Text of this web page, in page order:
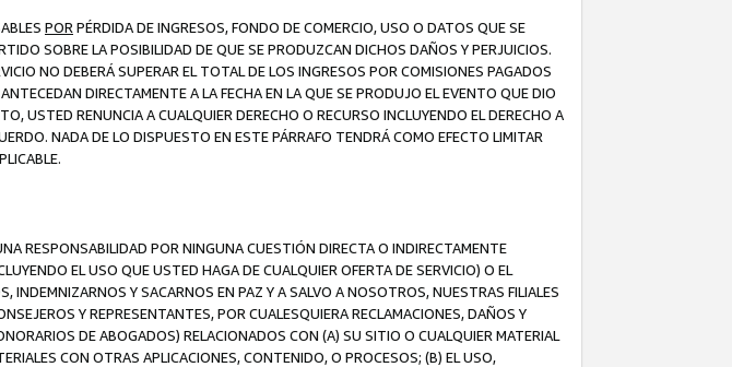
PORPÉRDIDA DE INGRESOS, FONDO DE COMERCIO, USO O DATOS QUE SE
SOBRE LA POSIBILIDAD DE QUE SE PRODUZCAN DICHOS DAÑOS Y PERJUICIOS.
NO DEBERÁ SUPERAR EL TOTAL DE LOS INGRESOS POR COMISIONES PAGADOS
DIRECTAMENTE A LA FECHA EN LA QUE SE PRODUJO EL EVENTO QUE DIO
USTED RENUNCIA A CUALQUIER DERECHO O RECURSO INCLUYENDO EL DERECHO A
NADA DE LO DISPUESTO EN ESTE PÁRRAFO TENDRÁ COMO EFECTO LIMITAR
RESPONSABILIDAD POR NINGUNA CUESTIÓN DIRECTA O INDIRECTAMENTE
EL USO QUE USTED HAGA DE CUALQUIER OFERTA DE SERVICIO) O EL
INDEMNIZARNOS Y SACARNOS EN PAZ Y A SALVO A NOSOTROS, NUESTRAS FILIALES
Y REPRESENTANTES, POR CUALESQUIERA RECLAMACIONES, DAÑOS Y
DE ABOGADOS) RELACIONADOS CON (A) SU SITIO O CUALQUIER MATERIAL
CON OTRAS APLICACIONES, CONTENIDO, O PROCESOS; (B) EL USO,